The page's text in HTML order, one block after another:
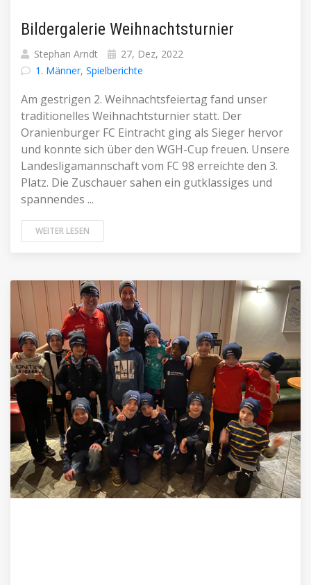
Bildergalerie Weihnachtsturnier
Stephan Arndt
27, Dez, 2022
1. Männer, Spielberichte
Am gestrigen 2. Weihnachtsfeiertag fand unser
traditionelles Weihnachtsturnier statt. Der
Oranienburger FC Eintracht ging als Sieger hervor
und konnte sich über den WGH-Cup freuen. Unsere
Landesligamannschaft vom FC 98 erreichte den 3.
Platz. Die Zuschauer sahen ein gutklassiges und
spannendes ...
WEITER LESEN